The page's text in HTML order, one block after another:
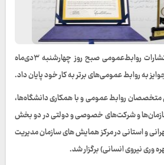
پانزدهمین جشنواره ملی انتشارات روابط‌عمومی صبح روز چهارشنبه ۳دی‌ماه
به روابط عمومی‌های برتر به کار خود پایان داد.
روابط عمومی و با همکاری دانشگاه‌ها،
و شرکت‌های خصوصی و دولتی در دو بخش
و استانی در مرکز همایش های سازمان مدیریت
وری نیروی انسانی) برگزار شد.